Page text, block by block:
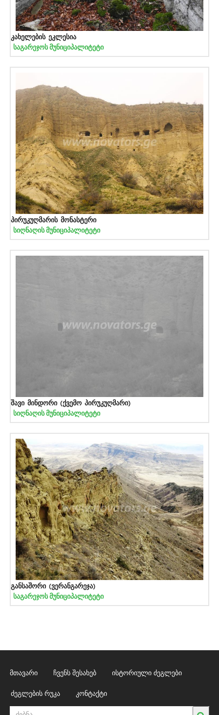
კახელების ეკლესია
საგარეჯოს მუნიციპალიტეტი
პირუკუღმარის მონასტერი
სიღნაღის მუნიციპალიტეტი
შავი მინდორი (ქვემო პირუკუღმარი)
სიღნაღის მუნიციპალიტეტი
განსაშორი (ვერანგარეჯა)
საგარეჯოს მუნიციპალიტეტი
მთავარი ჩვენს შესახებ ისტორიული ძეგლები
ძეგლების რუკა კონტაქტი